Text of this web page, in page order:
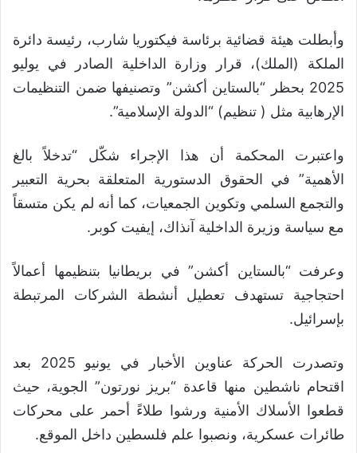
وأبطلت هيئة قضائية برئاسة فيكتوريا شارب، رئيسة دائرة
الملكة (الملك)، قرار وزارة الداخلية الصادر في يوليو
2025 بحظر “بالستاين أكشن” وتصنيفها ضمن التنظيمات
الإرهابية مثل ( تنظيم) “الدولة الإسلامية”.
واعتبرت المحكمة أن هذا الإجراء شكّل “تدخلاً بالغ
الأهمية” في الحقوق الدستورية المتعلقة بحرية التعبير
والتجمع السلمي وتكوين الجمعيات، كما أنه لم يكن متسقاً
مع سياسة وزيرة الداخلية آنذاك، إيفيت كوبر.
وعرفت “بالستاين أكشن” في بريطانيا بتنظيمها أعمالاً
احتجاجية تستهدف تعطيل أنشطة الشركات المرتبطة
بإسرائيل.
وتصدرت الحركة عناوين الأخبار في يونيو 2025 بعد
اقتحام ناشطين منها قاعدة “بريز نورتون” الجوية، حيث
قطعوا الأسلاك الأمنية ورشوا طلاءً أحمر على محركات
طائرات عسكرية، ونصبوا علم فلسطين داخل الموقع.